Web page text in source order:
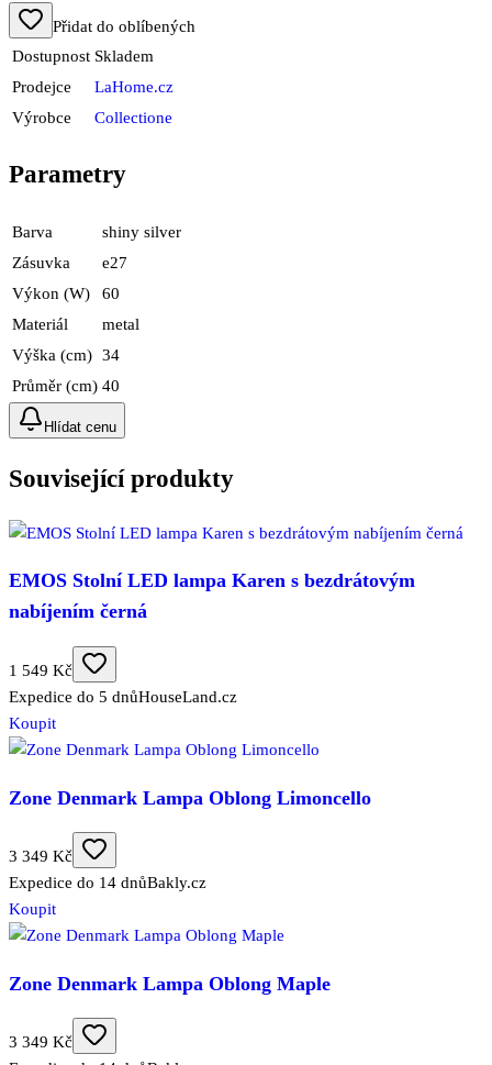
Přidat do oblíbených
Dostupnost Skladem
Prodejce
LaHome.cz
Výrobce
Collectione
Parametry
Barva
shiny silver
Zásuvka
e27
Výkon (W)
60
Materiál
metal
Výška (cm) 34
Průměr (cm) 40
Hlídat cenu
Související produkty
EMOS Stolní LED lampa Karen s bezdrátovým
nabíjením černá
1 549 Kč
Expedice do 5 dnůHouseLand.cz
Koupit
Zone Denmark Lampa Oblong Limoncello
3 349 Kč
Expedice do 14 dnůBakly.cz
Koupit
Zone Denmark Lampa Oblong Maple
3 349 Kč